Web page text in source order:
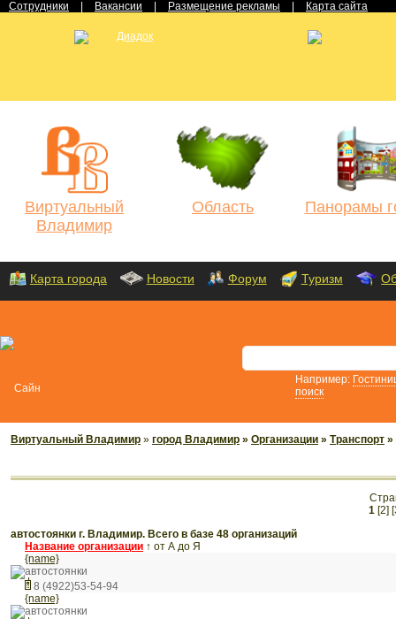
Сотрудники Вакансии Размещение рекламы Карта сайта
Виртуальный
Владимир
Область Панорамы
Карта города Новости Форум Туризм
Например:
поиск
Виртуальный Владимир » город Владимир » Организации » Транспорт »
1 [2]
автостоянки г. Владимир. Всего в базе 48 организаций
Название организации ↑ от А до Я
{name}
автостоянки
8 (4922)53-54-94
{name}
автостоянки